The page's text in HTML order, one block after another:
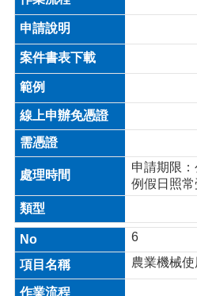
策
申請期限
例假日照常
6
農業機械